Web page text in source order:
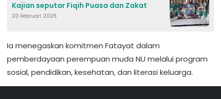
Kajian seputar Fiqih Puasa dan Zakat
20 Februari 2026
Ia menegaskan komitmen Fatayat dalam
pemberdayaan perempuan muda NU melalui program
sosial, pendidikan, kesehatan, dan literasi keluarga.